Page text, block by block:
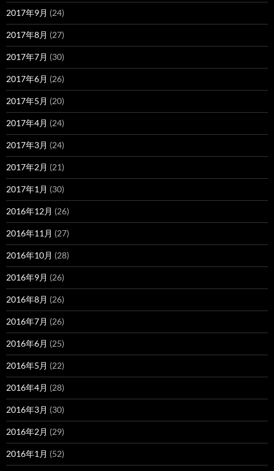
2017年9月 (24)
2017年8月 (27)
2017年7月 (30)
2017年6月 (26)
2017年5月 (20)
2017年4月 (24)
2017年3月 (24)
2017年2月 (21)
2017年1月 (30)
2016年12月 (26)
2016年11月 (27)
2016年10月 (28)
2016年9月 (26)
2016年8月 (26)
2016年7月 (26)
2016年6月 (25)
2016年5月 (22)
2016年4月 (28)
2016年3月 (30)
2016年2月 (29)
2016年1月 (52)